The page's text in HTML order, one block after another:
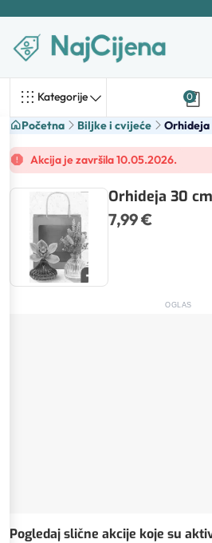
Kategorije 0
Početna Biljke i cvijeće Orhideja
Akcija je završila 10.05.2026.
Orhideja 30 cm
7,99 €
OGLAS
Pogledaj slične akcije koje su